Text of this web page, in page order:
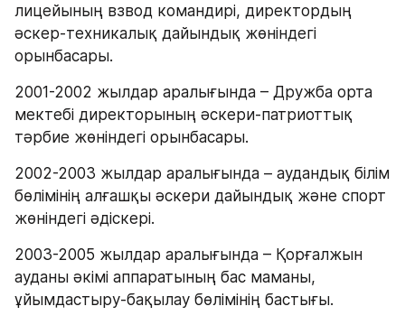
лицейының взвод командирі, директордың
әскер-техникалық дайындық жөніндегі
орынбасары.
2001-2002 жылдар аралығында – Дружба орта
мектебі директорының әскери-патриоттық
тәрбие жөніндегі орынбасары.
2002-2003 жылдар аралығында – аудандық білім
бөлімінің алғашқы әскери дайындық және спорт
жөніндегі әдіскері.
2003-2005 жылдар аралығында – Қорғалжын
ауданы әкімі аппаратының бас маманы,
ұйымдастыру-бақылау бөлімінің бастығы.